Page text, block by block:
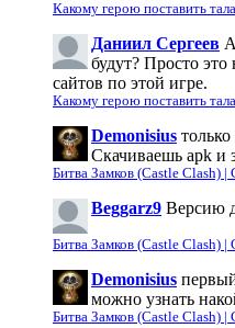
Какому герою поставить
Даниил Сергеев
будут? Просто
сайтов по этой игре.
Какому герою поставить
Demonisius только
Скачиваешь apk и
Битва Замков (Castle Clash) |
Beggarz9 Версию
Битва Замков (Castle Clash) |
Demonisius
можно узнать
Битва Замков (Castle Clash) |